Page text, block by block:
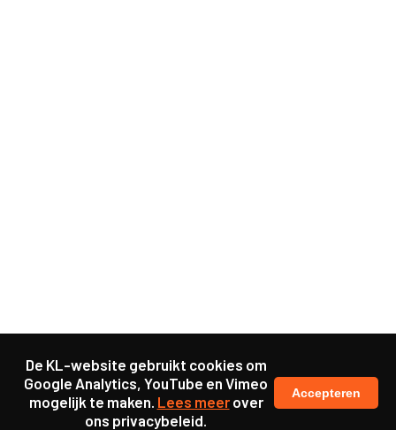
De KL-website gebruikt cookies om
Google Analytics, YouTube en Vimeo
mogelijk te maken. Lees meerover
ons privacybeleid.
Accepteren